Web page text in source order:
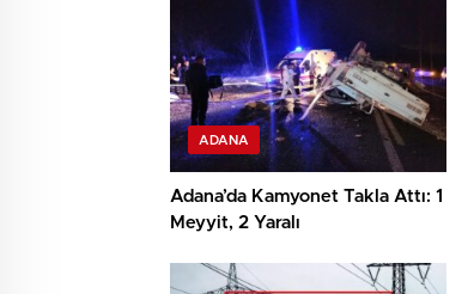
ADANA
Adana’da Kamyonet Takla Attı: 1
Meyyit, 2 Yaralı